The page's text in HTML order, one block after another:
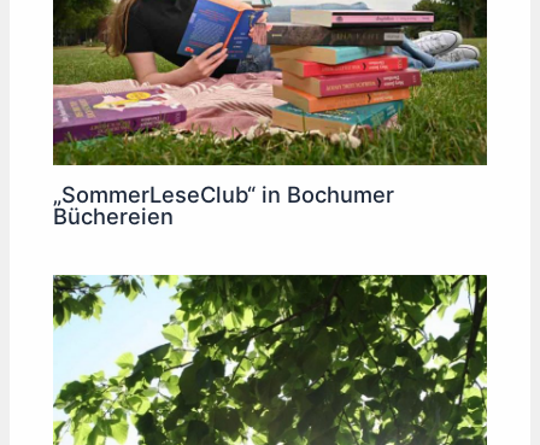
„SommerLeseClub“ in Bochumer
Büchereien